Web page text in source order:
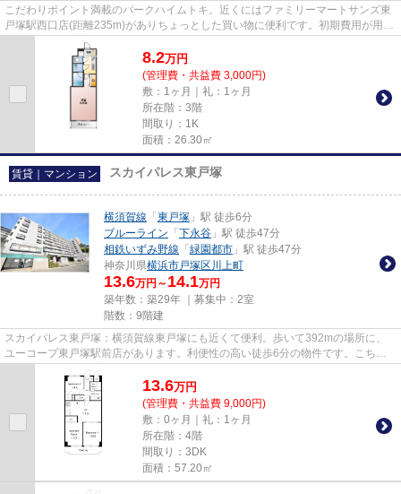
こだわりポイント満載のパークハイムトキ。近くにはファミリーマートサンズ東
戸塚駅西口店(距離235m)がありちょっとした買い物に便利です。初期費用が用意
出来なくても安心。カード決...
8.2万円
(管理費・共益費 3,000円)
敷：1ヶ月｜礼：1ヶ月
所在階：3階
間取り：1K
面積：26.30㎡
賃貸｜マンション スカイパレス東戸塚
横須賀線 「 東戸塚 」駅 徒歩6分
ブルーライン 「 下永谷 」駅 徒歩47分
相鉄いずみ野線 「 緑園都市 」駅 徒歩47分
神奈川県横浜市戸塚区 川上町
13.6万円～ 14.1万円
築年数：築29年 ｜募集中： 2室
階数：9階建
スカイパレス東戸塚：横須賀線東戸塚にも近くて便利。歩いて392mの場所に、
ユーコープ東戸塚駅前店があります。利便性の高い徒歩6分の物件です。こちら
13.6万円
(管理費・共益費 9,000円)
敷：0ヶ月｜礼：1ヶ月
所在階：4階
間取り：3DK
面積：57.20㎡